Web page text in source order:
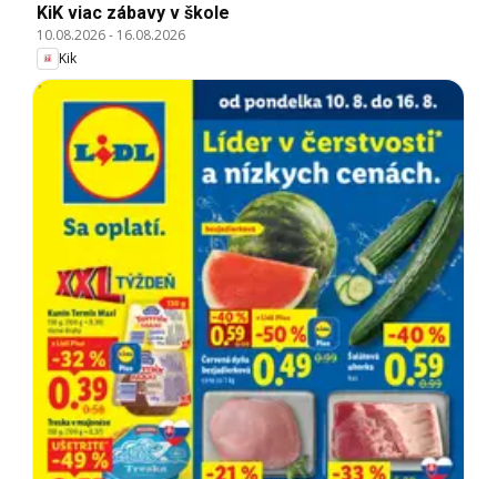
KiK viac zábavy v škole
10.08.2026- 16.08.2026
Kik